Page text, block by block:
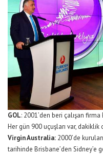
GOL: 2001’den beri çalışan
Her gün 900 uçuşları var, dakiklik
Virgin Australia: 2000’de
tarihinde Brisbane’den Sidney’e